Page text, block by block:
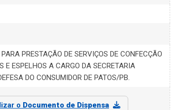
PRESTAÇÃO DE SERVIÇOS DE CONFECÇÃO
E ESPELHOS A CARGO DA SECRETARIA
DO CONSUMIDOR DE PATOS/PB.
o Documento de Dispensa